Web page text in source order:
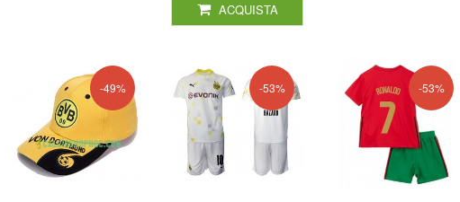
ACQUISTA
-49% -53% -53%